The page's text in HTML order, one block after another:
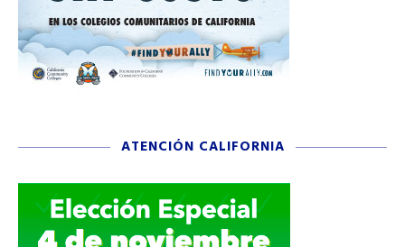
ATENCIÓN CALIFORNIA